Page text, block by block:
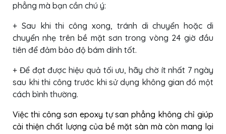
phẳng mà bạn cần chú ý:
+ Sau khi thi công xong, tránh di chuyển hoặc di
chuyển nhẹ trên bề mặt sơn trong vòng 24 giờ đầu
tiên để đảm bảo độ bám dính tốt.
+ Để đạt được hiệu quả tối ưu, hãy chờ ít nhất 7 ngày
sau khi thi công trước khi sử dụng không gian đó một
cách bình thường.
Việc thi công sơn epoxy tự san phẳng không chỉ giúp
cải thiện chất lượng của bề mặt sàn mà còn mang lại